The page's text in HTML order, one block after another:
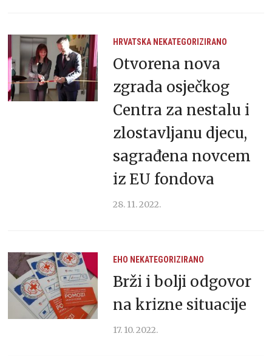
HRVATSKA NEKATEGORIZIRANO
Otvorena nova
zgrada osječkog
Centra za nestalu i
zlostavljanu djecu,
sagrađena novcem
iz EU fondova
28. 11. 2022.
EHO NEKATEGORIZIRANO
Brži i bolji odgovor
na krizne situacije
17. 10. 2022.